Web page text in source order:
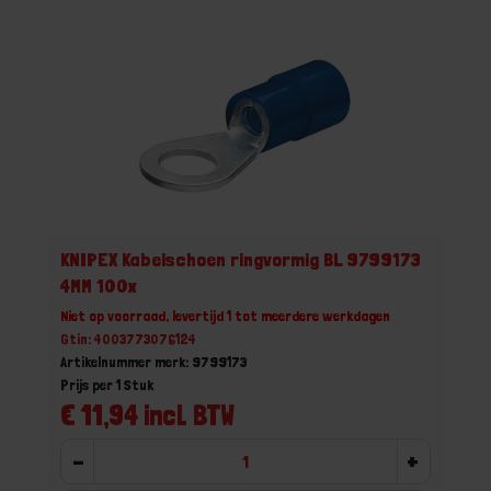
KNIPEX Kabelschoen ringvormig BL 9799173
4MM 100x
Niet op voorraad, levertijd 1 tot meerdere werkdagen
Gtin: 4003773076124
Artikelnummer merk: 9799173
€ 11,94 incl. BTW
Prijs per 1 Stuk
- +